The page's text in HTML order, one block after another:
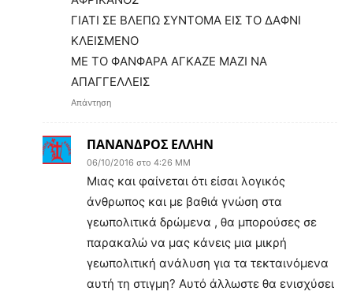
ΓΙΑΤΙ ΣΕ ΒΛΕΠΩ ΣΥΝΤΟΜΑ ΕΙΣ ΤΟ ΔΑΦΝΙ
ΚΛΕΙΣΜΕΝΟ
ΜΕ ΤΟ ΦΑΝΦΑΡΑ ΑΓΚΑΖΕ ΜΑΖΙ ΝΑ
ΑΠΑΓΓΕΛΛΕΙΣ
Απάντηση
ΠΑΝΑΝΔΡΟΣ ΕΛΛΗΝ
06/10/2016 στο 4:26 ΜΜ
Μιας και φαίνεται ότι είσαι λογικός
άνθρωπος και με βαθιά γνώση στα
γεωπολιτικά δρώμενα , θα μπορούσες σε
παρακαλώ να μας κάνεις μια μικρή
γεωπολιτική ανάλυση για τα τεκταινόμενα
αυτή τη στιγμη? Αυτό άλλωστε θα ενισχύσει